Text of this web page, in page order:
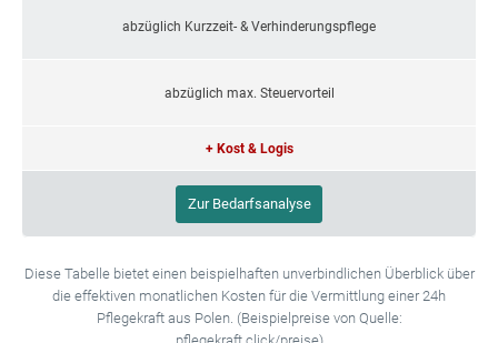
abzüglich Kurzzeit- & Verhinderungspflege
abzüglich max. Steuervorteil
+ Kost & Logis
Zur Bedarfsanalyse
Diese Tabelle bietet einen beispielhaften unverbindlichen Überblick über
die effektiven monatlichen Kosten für die Vermittlung einer 24h
Pflegekraft aus Polen. (Beispielpreise von Quelle: